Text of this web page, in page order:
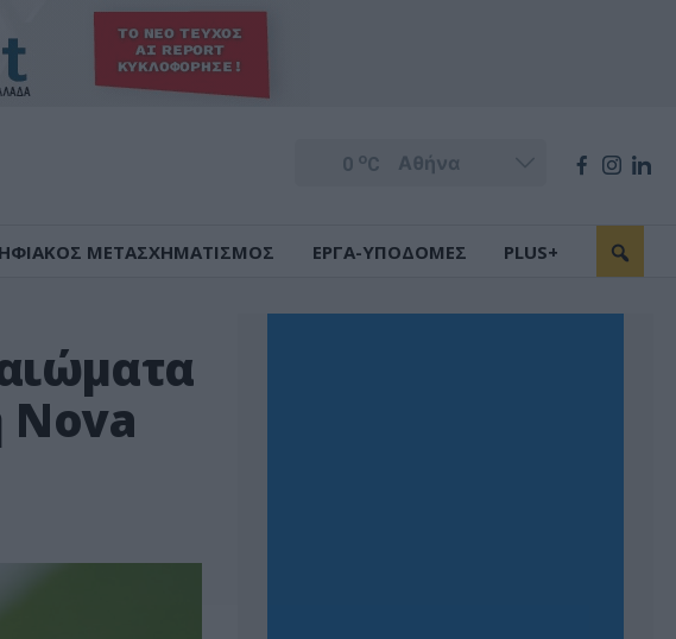
0 oC
ΜΕΤΑΣΧΗΜΑΤΙΣΜΟΣ ΕΡΓΑ-ΥΠΟΔΟΜΕΣ PLUS+
Nova